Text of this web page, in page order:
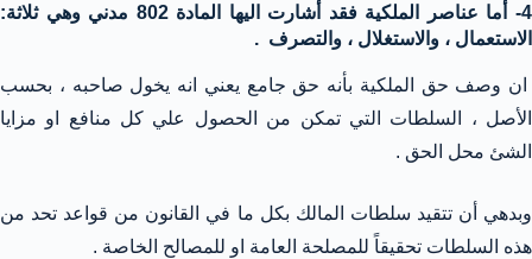
4- أما عناصر الملكية فقد أشارت اليها المادة 802 مدني وهي ثلاثة:
الاستعمال ، والاستغلال ، والتصرف .
ان وصف حق الملكية بأنه حق جامع يعني انه يخول صاحبه ، بحسب
الأصل ، السلطات التي تمكن من الحصول علي كل منافع او مزايا
الشئ محل الحق .
وبدهي أن تتقيد سلطات المالك بكل ما في القانون من قواعد تحد من
هذه السلطات تحقيقاً للمصلحة العامة او للمصالح الخاصة .